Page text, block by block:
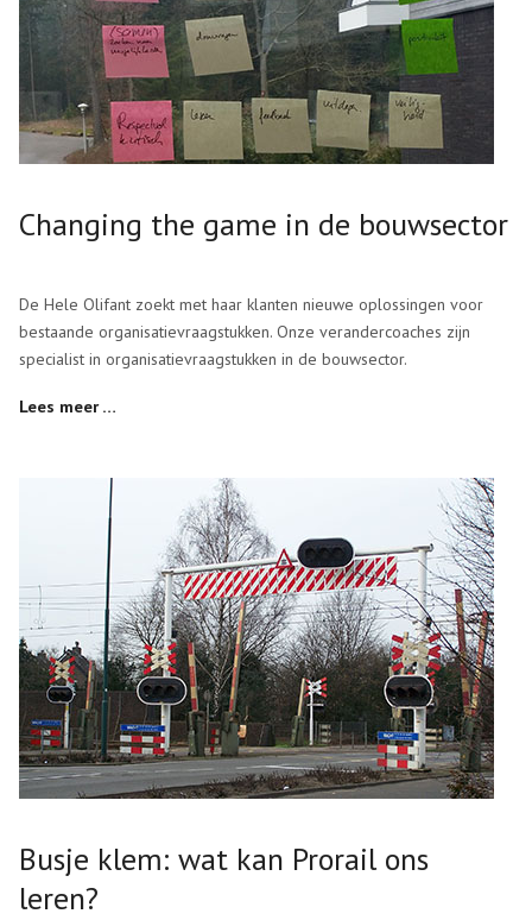
Changing the game in de bouwsector
De Hele Olifant zoekt met haar klanten nieuwe oplossingen voor
bestaande organisatievraagstukken. Onze verandercoaches zijn
specialist in organisatievraagstukken in de bouwsector.
Lees meer …
Busje klem: wat kan Prorail ons
leren?